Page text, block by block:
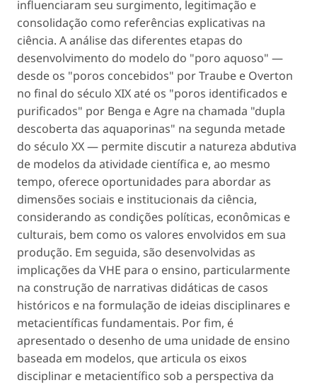
influenciaram seu surgimento, legitimação e
consolidação como referências explicativas na
ciência. A análise das diferentes etapas do
desenvolvimento do modelo do "poro aquoso" —
desde os "poros concebidos" por Traube e Overton
no final do século XIX até os "poros identificados e
purificados" por Benga e Agre na chamada "dupla
descoberta das aquaporinas" na segunda metade
do século XX — permite discutir a natureza abdutiva
de modelos da atividade científica e, ao mesmo
tempo, oferece oportunidades para abordar as
dimensões sociais e institucionais da ciência,
considerando as condições políticas, econômicas e
culturais, bem como os valores envolvidos em sua
produção. Em seguida, são desenvolvidas as
implicações da VHE para o ensino, particularmente
na construção de narrativas didáticas de casos
históricos e na formulação de ideias disciplinares e
metacientíficas fundamentais. Por fim, é
apresentado o desenho de uma unidade de ensino
baseada em modelos, que articula os eixos
disciplinar e metacientífico sob a perspectiva da